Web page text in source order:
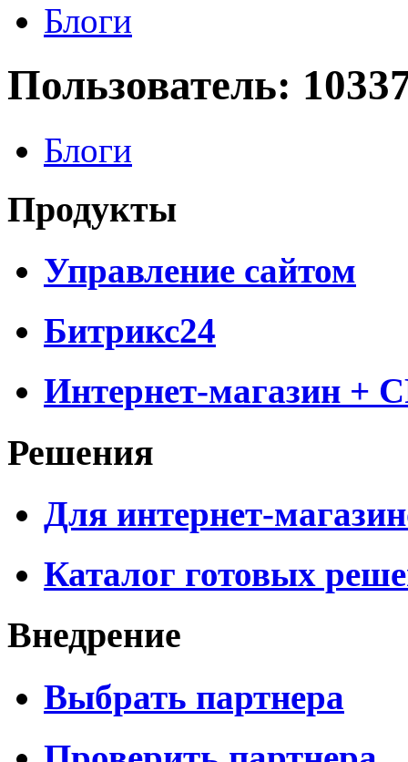
Блоги
Пользователь:
Блоги
Продукты
Управление сайтом
Битрикс24
Интернет-магазин +
Решения
Для интернет-
Каталог готовых
Внедрение
Выбрать партнера